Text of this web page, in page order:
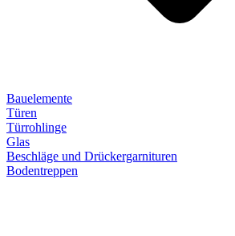
Bauelemente
Türen
Türrohlinge
Glas
Beschläge und Drückergarnituren
Bodentreppen